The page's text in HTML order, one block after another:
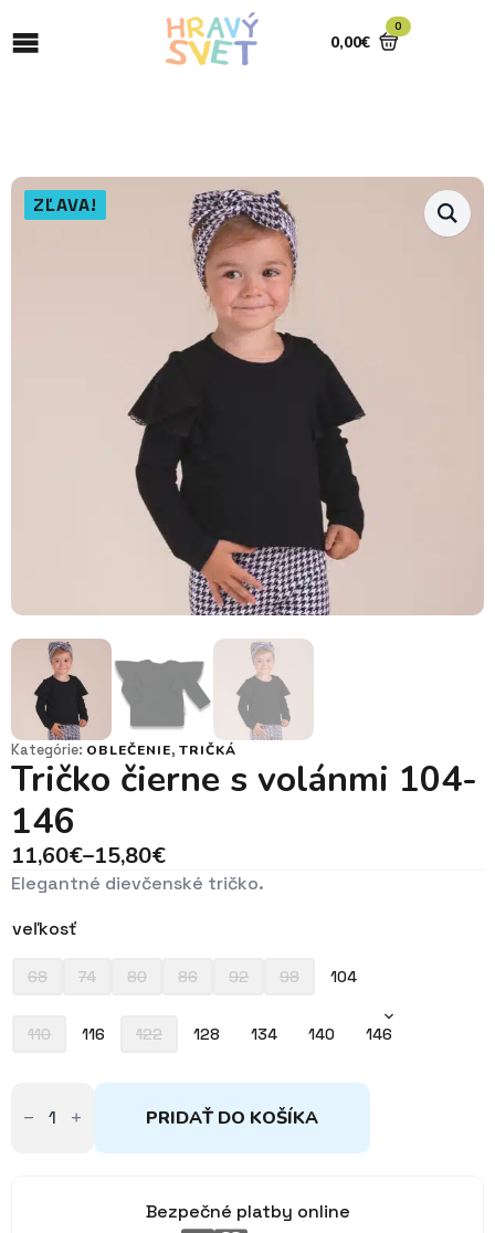
0,00€
0
ZĽAVA!
Kategórie: OBLEČENIE, TRIČKÁ
Tričko čierne s volánmi 104-
146
11,60€–15,80€
Price
range:
11,60€
15,80€
Elegantné dievčenské tričko.
veľkosť
68 74 80 86 92 98 104
110 116 122 128 134 140 146
množstvo
Tričko
čierne PRIDAŤ DO KOŠÍKA
Bezpečné platby online